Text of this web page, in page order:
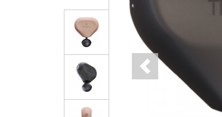
Previous